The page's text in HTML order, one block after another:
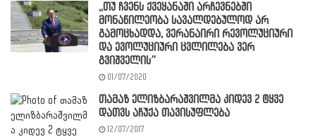
,,თუ ჩვენს ქვეყანაში არჩევნებში
მონაწილეობა სავალდებულოდ არ
გამოცხადდა, ვერანაირი რევოლუციური
და ევოლუციური ცვლილება ვერ
გვიშველის”
01/07/2020
თამაზ ელიზბარაშვილმა კიდევ 2 ტყვე
დათვს აჩუქა თავისუფლება
12/07/2017